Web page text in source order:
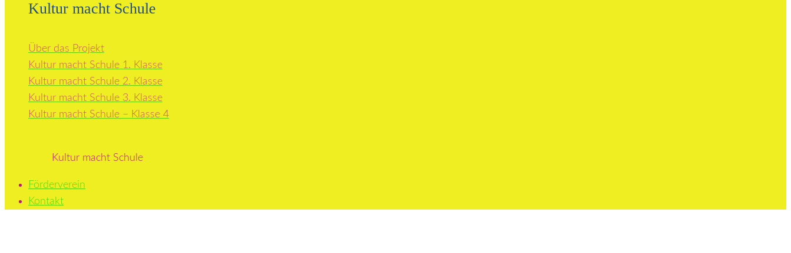
Kultur macht Schule
Über das Projekt
Kultur macht Schule 1. Klasse
Kultur macht Schule 2. Klasse
Kultur macht Schule 3. Klasse
Kultur macht Schule – Klasse 4
Kultur macht Schule
Förderverein
Kontakt